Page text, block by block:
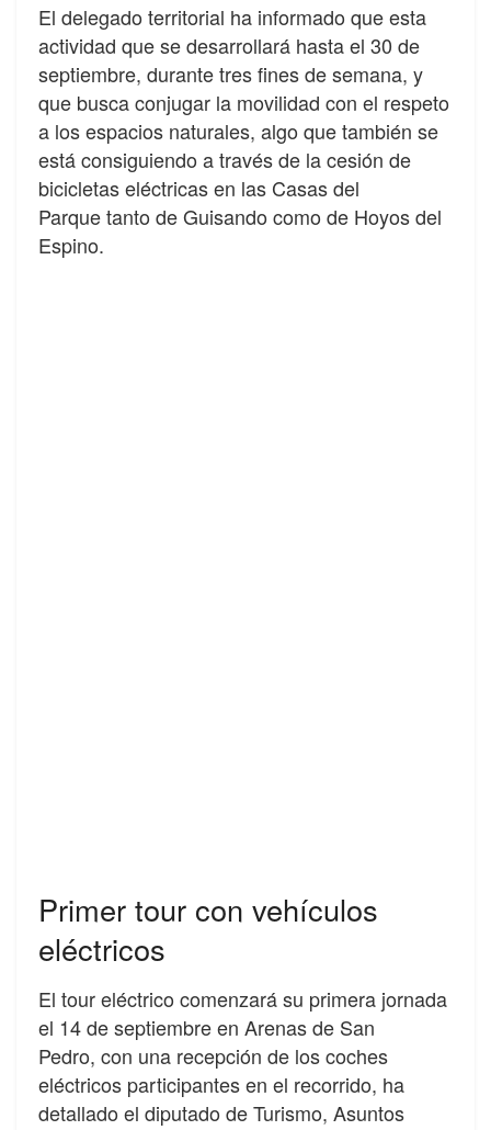
El delegado territorial ha informado que esta
actividad que se desarrollará hasta el 30 de
septiembre, durante tres fines de semana, y
que busca conjugar la movilidad con el respeto
a los espacios naturales, algo que también se
está consiguiendo a través de la cesión de
bicicletas eléctricas en las Casas del
Parque tanto de Guisando como de Hoyos del
Espino.
Primer tour con vehículos
eléctricos
El tour eléctrico comenzará su primera jornada
el 14 de septiembre en Arenas de San
Pedro, con una recepción de los coches
eléctricos participantes en el recorrido, ha
detallado el diputado de Turismo, Asuntos